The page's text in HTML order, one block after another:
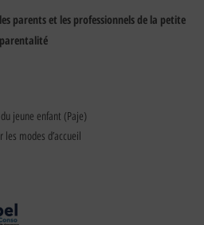
parents et les professionnels de la petite
jeune enfant (Paje)
modes d’accueil